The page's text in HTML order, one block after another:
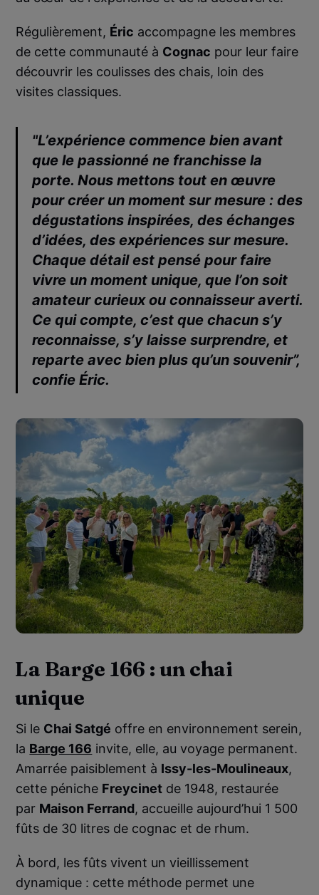
Régulièrement, Éric accompagne les membres
de cette communauté à Cognac pour leur faire
découvrir les coulisses des chais, loin des
visites classiques.
"L’expérience commence bien avant
que le passionné ne franchisse la
porte. Nous mettons tout en œuvre
pour créer un moment sur mesure : des
dégustations inspirées, des échanges
d’idées, des expériences sur mesure.
Chaque détail est pensé pour faire
vivre un moment unique, que l’on soit
amateur curieux ou connaisseur averti.
Ce qui compte, c’est que chacun s’y
reconnaisse, s’y laisse surprendre, et
reparte avec bien plus qu’un souvenir”,
confie Éric.
La Barge 166 : un chai
unique
Si le Chai Satgé offre en environnement serein,
la Barge 166 invite, elle, au voyage permanent.
Amarrée paisiblement à Issy-les-Moulineaux,
cette péniche Freycinet de 1948, restaurée
par Maison Ferrand, accueille aujourd’hui 1 500
fûts de 30 litres de cognac et de rhum.
À bord, les fûts vivent un vieillissement
dynamique : cette méthode permet une